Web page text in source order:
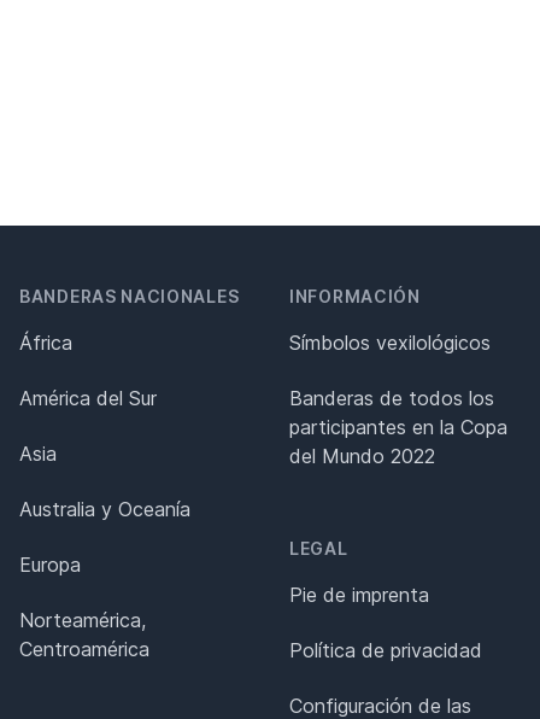
BANDERAS NACIONALES
África
América del Sur
Asia
Australia y Oceanía
Europa
Norteamérica,
Centroamérica
INFORMACIÓN
Símbolos vexilológicos
Banderas de todos los
participantes en la Copa
del Mundo 2022
LEGAL
Pie de imprenta
Política de privacidad
Configuración de las